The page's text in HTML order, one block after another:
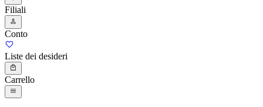
Filiali
Conto
Liste dei desideri
Carrello